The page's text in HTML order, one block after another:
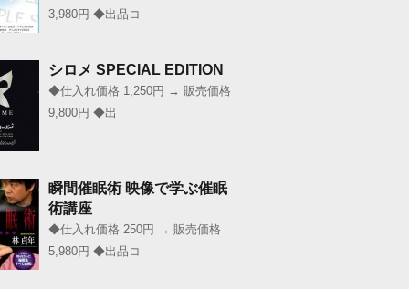
3,980円 ◆出品コ
シロメ SPECIAL EDITION
◆仕入れ価格 1,250円 → 販売価格
9,800円 ◆出
瞬間催眠術 映像で学ぶ催眠
術講座
◆仕入れ価格 250円 → 販売価格
5,980円 ◆出品コ